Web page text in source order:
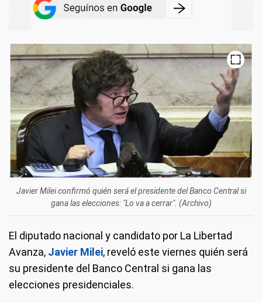
Javier Milei confirmó quién será el presidente del Banco Central si
gana las elecciones: "Lo va a cerrar". (Archivo)
El diputado nacional y candidato por La Libertad
Avanza, Javier Milei, reveló este viernes quién será
su presidente del Banco Central si gana las
elecciones presidenciales.